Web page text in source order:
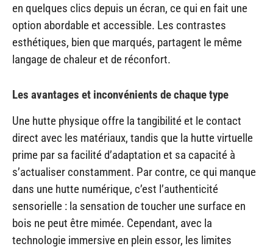
en quelques clics depuis un écran, ce qui en fait une
option abordable et accessible. Les contrastes
esthétiques, bien que marqués, partagent le même
langage de chaleur et de réconfort.
Les avantages et inconvénients de chaque type
Une hutte physique offre la tangibilité et le contact
direct avec les matériaux, tandis que la hutte virtuelle
prime par sa facilité d’adaptation et sa capacité à
s’actualiser constamment. Par contre, ce qui manque
dans une hutte numérique, c’est l’authenticité
sensorielle : la sensation de toucher une surface en
bois ne peut être mimée. Cependant, avec la
technologie immersive en plein essor, les limites